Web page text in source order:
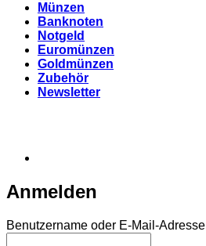
Münzen
Banknoten
Notgeld
Euromünzen
Goldmünzen
Zubehör
Newsletter
Anmelden
Benutzername oder E-Mail-Adresse